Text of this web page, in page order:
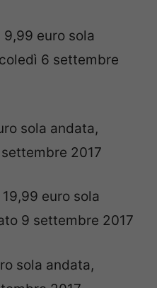
9,99 euro sola
6 settembre
sola andata,
2017
19,99 euro sola
9 settembre 2017
sola andata,